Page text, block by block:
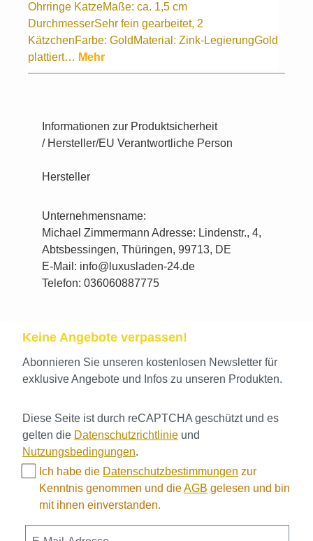
Ohrringe KatzeMaße: ca. 1,5 cm
DurchmesserSehr fein gearbeitet, 2
KätzchenFarbe: GoldMaterial: Zink-LegierungGold
plattiert… Mehr
Informationen zur Produktsicherheit
/ Hersteller/EU Verantwortliche Person
Hersteller
Unternehmensname:
Michael Zimmermann Adresse: Lindenstr., 4,
Abtsbessingen, Thüringen, 99713, DE
E-Mail: info@luxusladen-24.de
Telefon: 036060887775
Keine Angebote verpassen!
Abonnieren Sie unseren kostenlosen Newsletter für
exklusive Angebote und Infos zu unseren Produkten.
Diese Seite ist durch reCAPTCHA geschützt und es
gelten die Datenschutzrichtlinie und
Nutzungsbedingungen.
Ich habe die Datenschutzbestimmungen zur
Kenntnis genommen und dieAGB gelesen und bin
mit ihnen einverstanden.